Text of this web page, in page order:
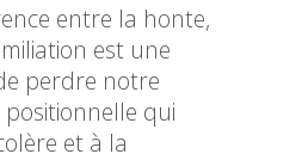
entre la honte,
est une
perdre notre
positionnelle qui
et à la